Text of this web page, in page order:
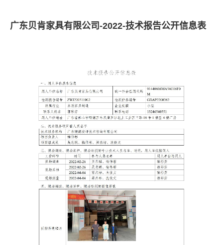
广东贝肯家具有限公司-2022-技术报告公开信息表